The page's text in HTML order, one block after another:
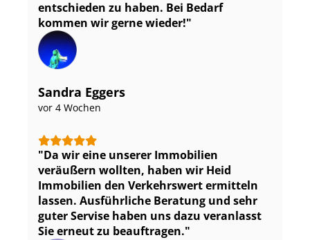
entschieden zu haben. Bei Bedarf
kommen wir gerne wieder!
Sandra Eggers
vor 4 Wochen
Da wir eine unserer Immobilien
veräußern wollten, haben wir Heid
Immobilien den Verkehrswert ermitteln
lassen. Ausführliche Beratung und sehr
guter Servise haben uns dazu veranlasst
Sie erneut zu beauftragen.